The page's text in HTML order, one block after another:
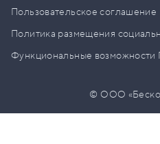
Пользовательское соглашение
Политика размещения
Функциональные
© ООО